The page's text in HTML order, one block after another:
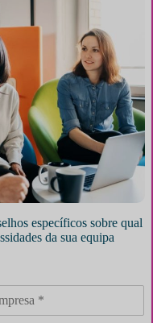
específicos sobre qual
da sua equipa